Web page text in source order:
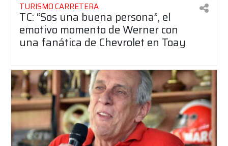
TURISMO CARRETERA
TC: “Sos una buena persona”, el
emotivo momento de Werner con
una fanática de Chevrolet en Toay